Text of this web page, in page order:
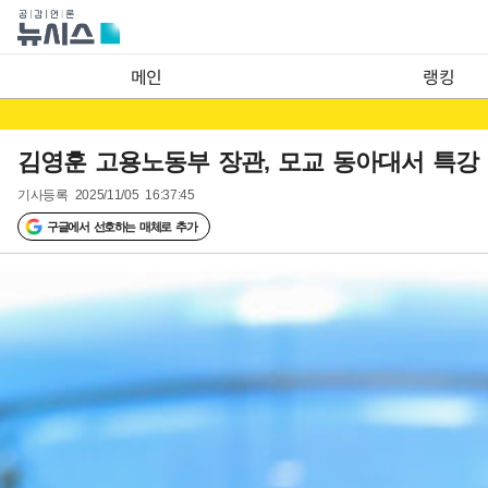
메인 랭킹
김영훈 고용노동부 장관, 모교 동아대서 특강
기사등록 2025/11/05 16:37:45
구글에서 선호하는 매체로 추가